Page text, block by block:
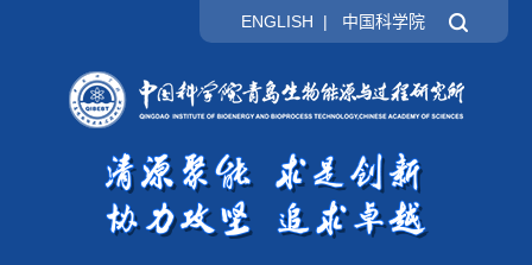
ENGLISH | 中国科学院